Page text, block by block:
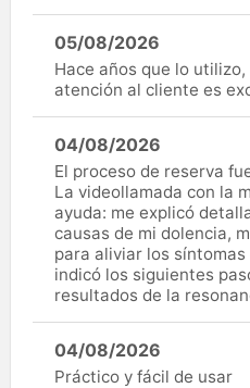
05/08/2026
Hace años que lo
atención al cliente es
04/08/2026
El proceso de reserva
La videollamada con la
ayuda: me explicó
causas de mi dolencia,
para aliviar los
indicó los siguientes
resultados de la
04/08/2026
Práctico y fácil de usar